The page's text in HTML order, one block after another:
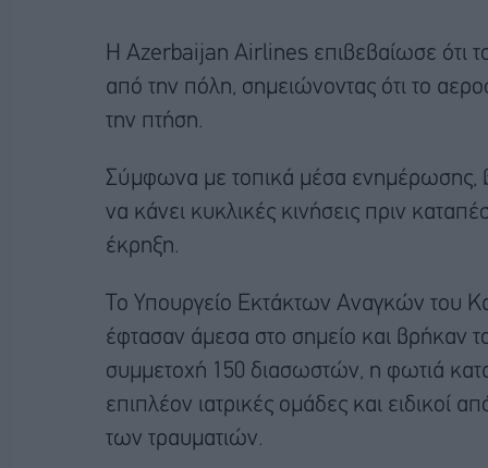
Η Azerbaijan Airlines επιβεβαίωσε ότι
από την πόλη, σημειώνοντας ότι το
την πτήση.
Σύμφωνα με τοπικά μέσα ενημέρωσης,
να κάνει κυκλικές κινήσεις πριν
έκρηξη.
Το Υπουργείο Εκτάκτων Αναγκών του
έφτασαν άμεσα στο σημείο και βρήκαν
συμμετοχή 150 διασωστών, η φωτιά
επιπλέον ιατρικές ομάδες και ειδικοί
των τραυματιών.